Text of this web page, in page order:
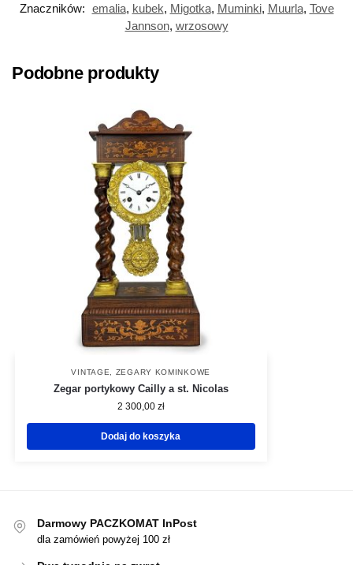
Znaczników: emalia, kubek, Migotka, Muminki, Muurla, Tove
Jannson, wrzosowy
Podobne produkty
VINTAGE ZEGARY KOMINKOWE
Zegar portykowy Cailly a st. Nicolas
2 300,00 zł
Dodaj do koszyka
Darmowy PACZKOMAT InPost
dla zamówień powyżej 100 zł